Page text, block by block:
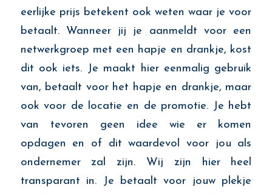
eerlijke prijs betekent ook weten waar je voor
betaalt. Wanneer jij je aanmeldt voor een
netwerkgroep met een hapje en drankje, kost
dit ook iets. Je maakt hier eenmalig gebruik
van, betaalt voor het hapje en drankje, maar
ook voor de locatie en de promotie. Je hebt
van tevoren geen idee wie er komen
opdagen en of dit waardevol voor jou als
ondernemer zal zijn. Wij zijn hier heel
transparant in. Je betaalt voor jouw plekje